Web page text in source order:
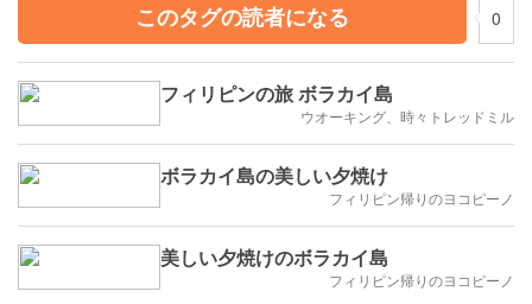
このタグの読者になる
0
フィリピンの旅 ボラカイ島
ウオーキング、時々トレッドミル
ボラカイ島の美しい夕焼け
フィリピン帰りのヨコピーノ
美しい夕焼けのボラカイ島
フィリピン帰りのヨコピーノ